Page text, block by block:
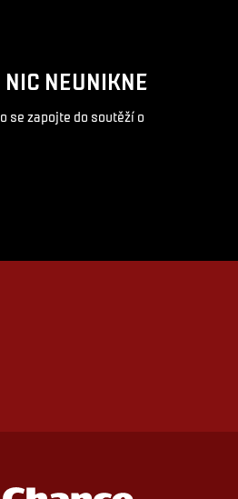
NEUNIKNE
se zapojte do soutěží o